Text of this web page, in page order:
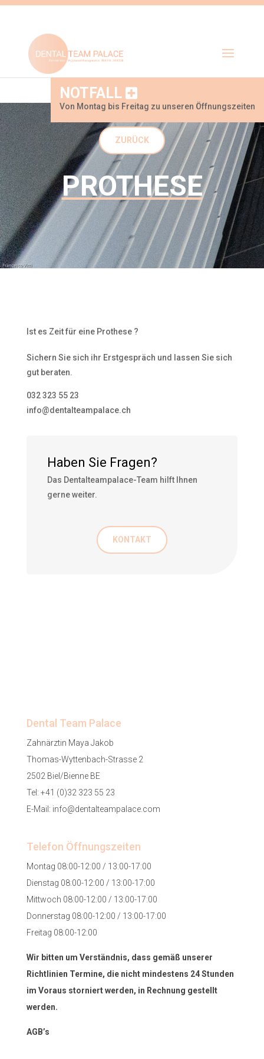
NOTFALL
Von Montag bis Freitag zu unseren Öffnungszeiten
ZURÜCK
PROTHESE
Ist es Zeit für eine Prothese ?
Sichern Sie sich ihr Erstgespräch und lassen Sie sich
gut beraten.
032 323 55 23
info@dentalteampalace.ch
Haben Sie Fragen?
Das Dentalteampalace-Team hilft Ihnen
gerne weiter.
KONTAKT
Dental Team Palace
Zahnärztin Maya Jakob
Thomas-Wyttenbach-Strasse 2
2502 Biel/Bienne BE
Tel: +41 (0)32 323 55 23
E-Mail: info@dentalteampalace.com
Telefon Öffnungszeiten
Montag 08:00-12:00 / 13:00-17:00
Dienstag 08:00-12:00 / 13:00-17:00
Mittwoch 08:00-12:00 / 13:00-17:00
Donnerstag 08:00-12:00 / 13:00-17:00
Freitag 08:00-12:00
Wir bitten um Verständnis, dass gemäß unserer
Richtlinien Termine, die nicht mindestens 24 Stunden
im Voraus storniert werden, in Rechnung gestellt
werden.
AGB’s